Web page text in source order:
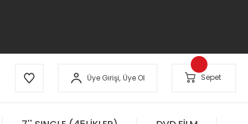
Üye Girişi, Üye Ol Sepet